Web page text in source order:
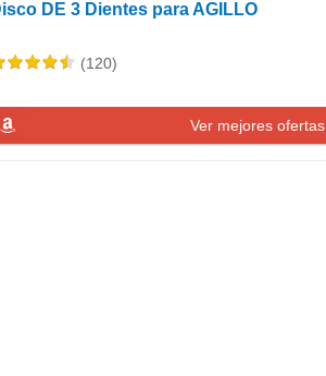
DE 3 Dientes para AGILLO
(120)
Ver mejores ofertas